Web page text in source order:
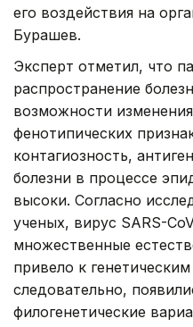
его воздействия на
Бурашев.
Эксперт отметил, что
распространение
возможности
фенотипических
контагиозность,
болезни в процессе
высоки. Согласно
ученых, вирус SARS-
множественные
привело к
следовательно,
филогенетические